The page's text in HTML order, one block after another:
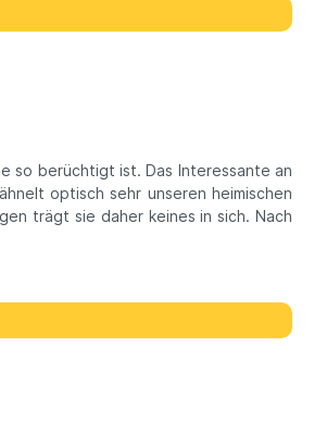
so berüchtigt ist. Das Interessante an
optisch sehr unseren heimischen
trägt sie daher keines in sich. Nach